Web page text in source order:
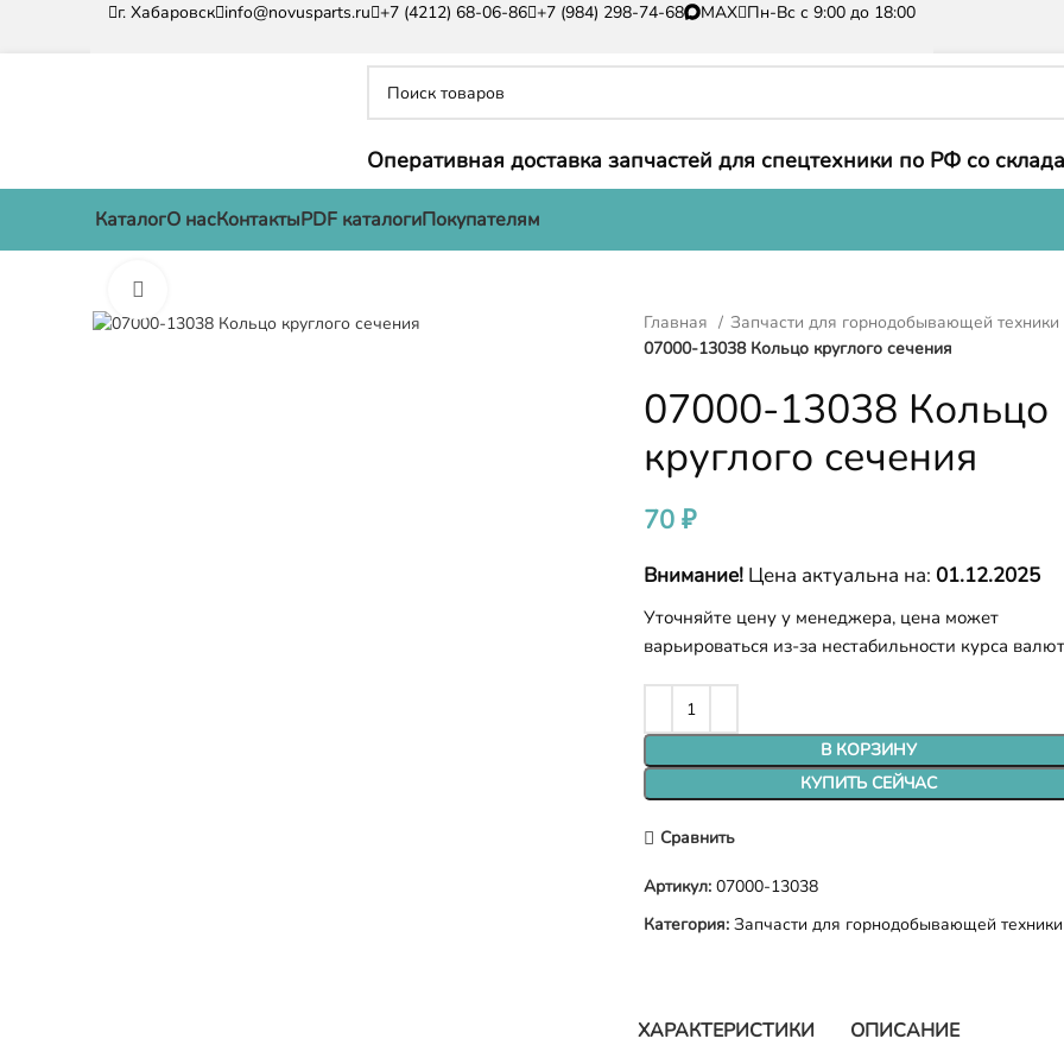
г. Хабаровск info@novusparts.ru +7 (4212) 68-06-86 +7 (984) 298-74-68 MAX Пн-Вс с 9:00 до 18:00
Оперативная доставка запчастей для спецтехники по РФ со
КаталогО насКонтактыPDF каталогиПокупателям
Главная
Запчасти для горнодобывающей техники
07000-13038 Кольцо круглого сечения
07000-13038 Кольцо
круглого сечения
70₽
Внимание! Цена актуальна на: 01.12.2025
Уточняйте цену у менеджера, цена может
варьироваться из-за нестабильности курса
В КОРЗИНУ
КУПИТЬ СЕЙЧАС
Сравнить
Артикул:07000-13038
Категория: Запчасти для горнодобывающей техники
ХАРАКТЕРИСТИКИ ОПИСАНИЕ